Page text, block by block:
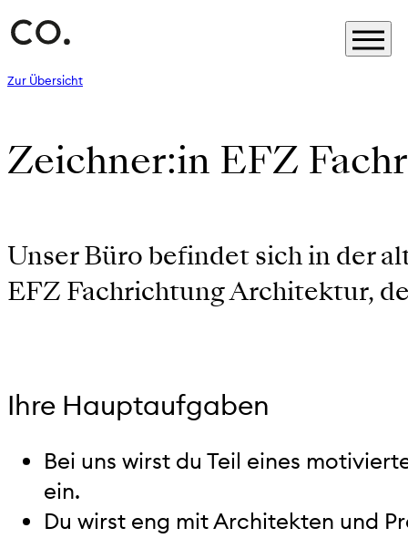
Zur Übersicht
Zeichner:in EFZ
Unser Büro befindet sich in der
EFZ Fachrichtung Architektur,
Ihre Hauptaufgaben
Bei uns wirst du Teil eines
ein.
Du wirst eng mit Architekten und